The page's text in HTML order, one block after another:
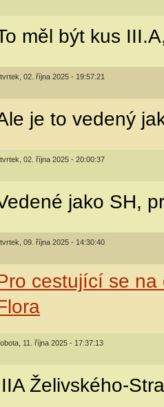
měl být kus
02. října 2025 - 19:57:21
je to vedený
02. října 2025 - 20:00:37
jako SH,
09. října 2025 - 14:30:40
cestující se
11. října 2025 - 17:37:13
Želivského-